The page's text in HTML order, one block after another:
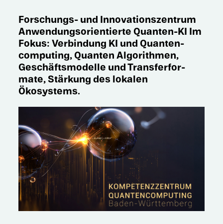
Forschungs- und Innova­ti­ons­zen­trum
Anwen­dungs­ori­en­tierte Quanten-KI Im
Fokus: Verbin­dung KI und Quanten­
computing, Quanten Algorith­men,
Geschäfts­mo­delle und Trans­fer­for­
mate, Stärkung des lokalen
Ökosystems.